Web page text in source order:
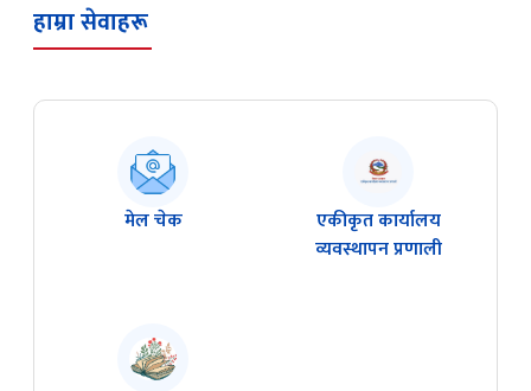
हाम्रा सेवाहरू
मेल चेक
एकीकृत कार्यालय
व्यवस्थापन प्रणाली